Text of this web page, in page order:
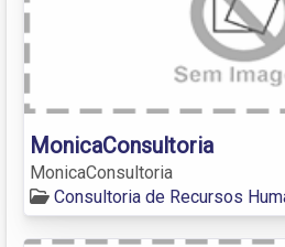
MonicaConsultoria
MonicaConsultoria
Consultoria de Recursos